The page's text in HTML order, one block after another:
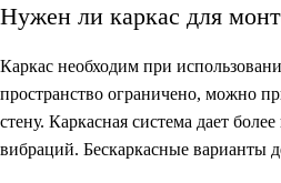
Нужен ли каркас для
Каркас необходим при
пространство ограничено, можно
стену. Каркасная система дает
вибраций. Бескаркасные варианты